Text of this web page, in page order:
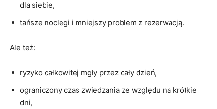
dla siebie,
tańsze noclegi i mniejszy problem z rezerwacją.
Ale też:
ryzyko całkowitej mgły przez cały dzień,
ograniczony czas zwiedzania ze względu na krótkie
dni,